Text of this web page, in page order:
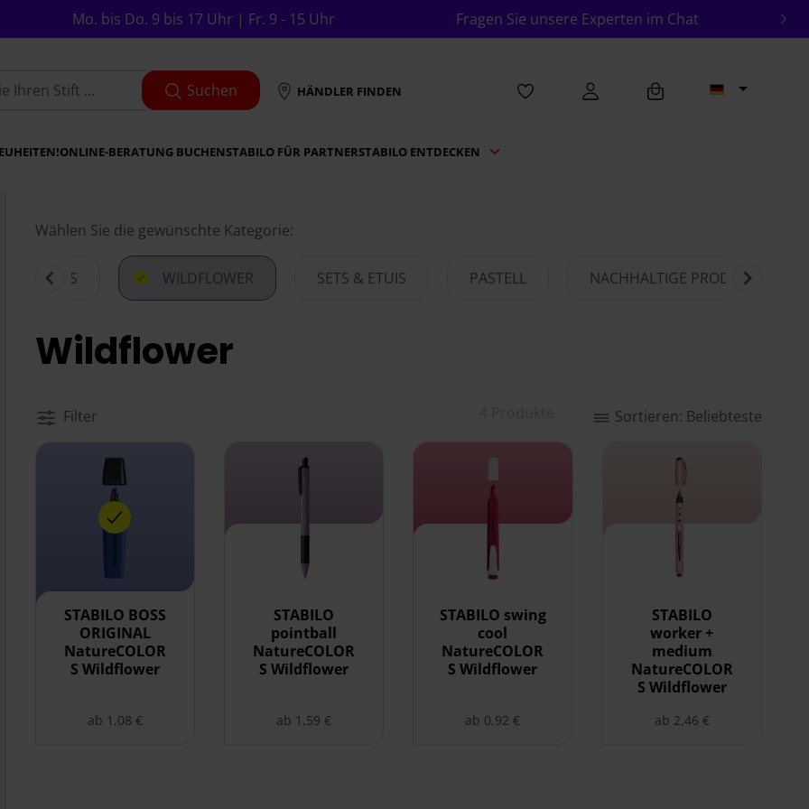
Mo. bis Do. 9 bis 17 Uhr | Fr. 9 - 15 Uhr Fragen Sie unsere Experten im Chat
Suchen HÄNDLER FINDEN
ONLINE-BERATUNG BUCHENSTABILO FÜR PARTNERSTABILO ENTDECKEN
Wählen Sie die gewünschte Kategorie:
WILDFLOWER SETS & ETUIS PASTELL
NACHHALTIGE PRODUKTE
of
Wildflower
Filter Sortieren: Beliebteste
STABILO BOSS
ORIGINAL
NatureCOLOR
S Wildflower
ab 1,08 €
STABILO BOSS ORIGINAL NatureCOLORS Wildflower auswählen
STABILO
pointball
NatureCOLOR
S Wildflower
ab 1,59 €
STABILO pointball NatureCOLORS Wildflower auswählen
STABILO swing
cool
NatureCOLOR
S Wildflower
ab 0,92 €
STABILO swing cool NatureCOLORS Wildflower auswählen
STABILO
worker +
medium
NatureCOLOR
S Wildflower
ab 2,46 €